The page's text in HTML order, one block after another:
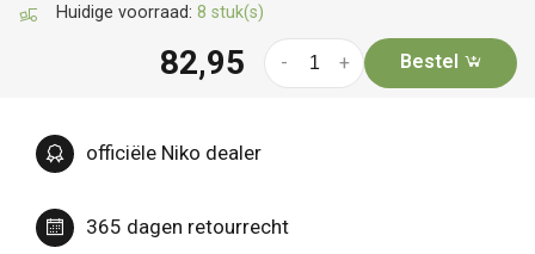
Huidige voorraad: 8 stuk(s)
82,95 +
- Bestel
officiële Niko dealer
365 dagen retourrecht